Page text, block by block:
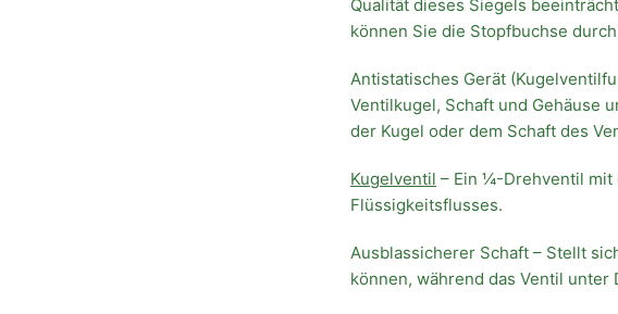
Qualität dieses Siegels
können Sie die Stopfbuchse
Antistatisches Gerät
Ventilkugel, Schaft und Gehäuse
der Kugel oder dem Schaft des
Kugelventil – Ein ¼-Drehventil mit
Flüssigkeitsflusses.
Ausblassicherer Schaft – Stellt
können, während das Ventil